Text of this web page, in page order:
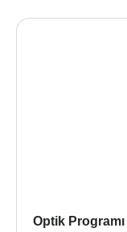
Optik